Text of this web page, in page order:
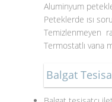
Aluminyum
Peteklerde ısı
Temizlenmeyen
Termostatlı vana
Balgat